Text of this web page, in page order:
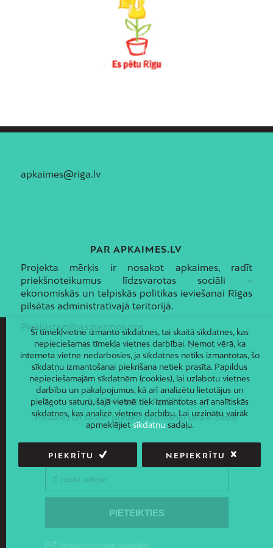
apkaimes@riga.lv
PAR APKAIMES.LV
Projekta mērķis ir nosakot apkaimes, radīt
priekšnoteikumus līdzsvarotas sociāli –
ekonomiskās un telpiskās politikas ieviešanai Rīgas
pilsētas administratīvajā teritorijā.
Piekļūstamības paziņojums
JAUNUMI E-PASTĀ
Piesakies un saņem jaunāko informāciju savā e-pastā!
Šī tīmekļvietne izmanto sīkdatnes, tai skaitā sīkdatnes, kas
nepieciešamas tīmekļa vietnes darbībai. Ņemot vērā, ka
interneta vietne nedarbosies, ja sīkdatnes netiks izmantotas, šo
sīkdatņu izmantošanai piekrišana netiek prasīta. Papildus
nepieciešamajām sīkdatnēm (cookies), lai uzlabotu vietnes
darbību un pakalpojumus, kā arī analizētu lietotājus un
pielāgotu saturu, šajā vietnē tiek izmantotas arī analītiskās
sīkdatnes, kas analizē vietnes darbību. Lai uzzinātu vairāk
apmeklējiet sīkdatņusadaļu.
PIEKRĪTU NEPIEKRĪTU